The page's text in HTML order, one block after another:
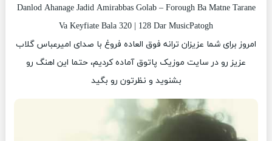
Danlod Ahanage Jadid Amirabbas Golab – Forough Ba Matne Tarane
Va Keyfiate Bala 320 | 128 Dar MusicPatogh
امروز برای شما عزیزان ترانه فوق العاده فروغ با صدای امیرعباس گلاب
عزیز رو در سایت موزیک پاتوق آماده کردیم، حتما این اهنگ رو
بشنوید و نظرتون رو بگید